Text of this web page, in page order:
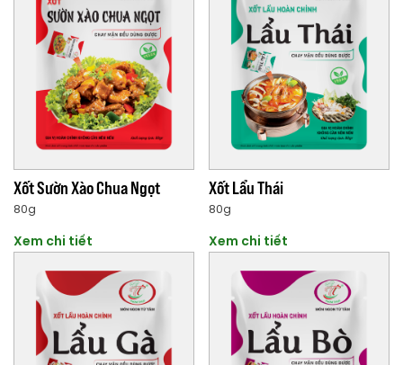
Xốt Sườn Xào Chua Ngọt
80g
Xem chi tiết
Xốt Lẩu Thái
80g
Xem chi tiết